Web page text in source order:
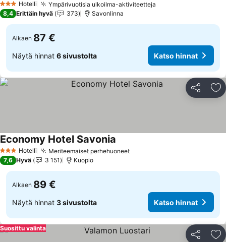
3 Tähtiluokitus
Hotelli Ympärivuotisia ulkoilma-aktiviteetteja
8,4 Erittäin hyvä 373 Savonlinna
Alkaen 87 €
Näytä hinnat 6 sivustolta Katso hinnat
Jaa
3 Tähtiluokitus
Hotelli Meriteemaiset perhehuoneet
Economy Hotel Savonia
7,6 Hyvä 3 151 Kuopio
Alkaen 89 €
Näytä hinnat 3 sivustolta Katso hinnat
Jaa
Suosittu valinta